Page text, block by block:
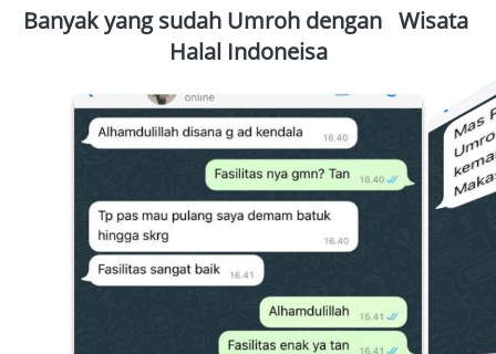
Banyak yang sudah Umroh dengan   Wisata
Halal Indoneisa